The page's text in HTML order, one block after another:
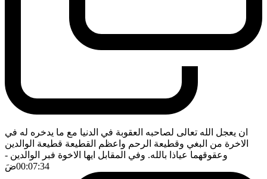
ان يعجل الله تعالى لصاحبه العقوبة في الدنيا مع ما يدخره له في
الاخرة من البغي وقطيعة الرحم واعظم القطيعة قطيعة الوالدين
وعقوقهما عياذا بالله. وفي المقابل ايها الاخوة فبر الوالدين -
00:07:34ضَ